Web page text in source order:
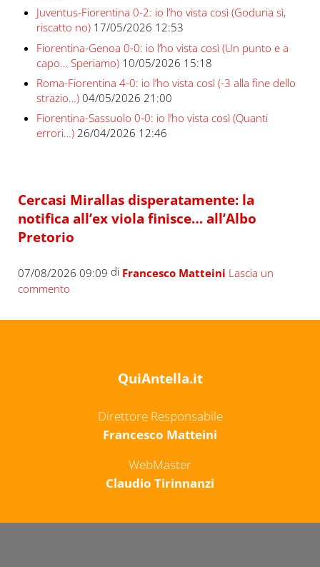
Juventus-Fiorentina 0-2: io l’ho vista così (Goduria sì,
riscatto no) 17/05/2026 12:53
Fiorentina-Genoa 0-0: io l’ho vista così (Un punto e a
capo… Speriamo) 10/05/2026 15:18
Roma-Fiorentina 4-0: io l’ho vista così (-3 alla fine dello
strazio…) 04/05/2026 21:00
Fiorentina-Sassuolo 0-0: io l’ho vista così (Quanti
errori…) 26/04/2026 12:46
Cercasi Mirallas disperatamente: la
notifica all’ex viola finisce… all’Albo
Pretorio
07/08/2026 09:09 di Francesco Matteini Lascia un
commento
QuiAntella.it
Direttore Responsabile
Francesco Matteini
WebMaster
Claudio Tirinnanzi